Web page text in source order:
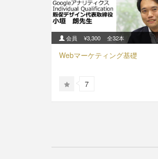
会員 ¥3,300 全32本
Webマーケティング基礎
7